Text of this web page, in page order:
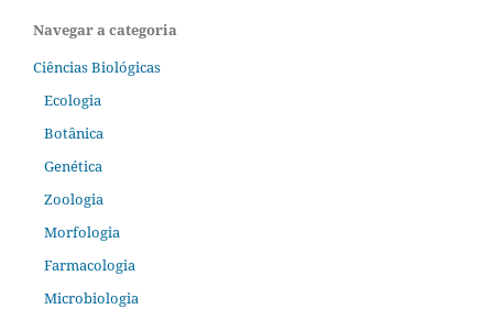
Navegar a categoria
Ciências Biológicas
Ecologia
Botânica
Genética
Zoologia
Morfologia
Farmacologia
Microbiologia